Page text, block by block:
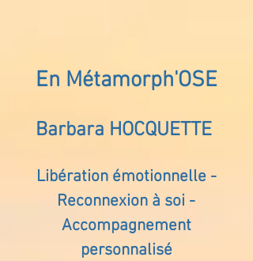
En Métamorph'OSE
Barbara HOCQUETTE
Libération émotionnelle -
Reconnexion à soi -
Accompagnement
personnalisé